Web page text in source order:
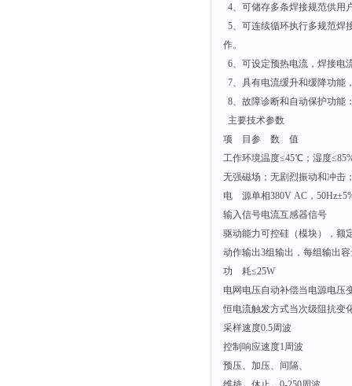
4、可储存多条焊接规范供用
5、可连续循环执行多规范焊
作。
6、可设定预热电流，焊接电
7、具有电流缓升和缓降功能
8、故障诊断和自动保护功能
主要技术参数
项 目参 数 值
工作环境温度≤45℃；湿度
无强磁场；无剧烈振动和冲击
电 源单相380V AC，
输入信号电流互感器信号
驱动能力可控硅（模块），额
动作输出3组输出，每组输出
功 耗≤25W
电网电压自动补偿当电源电压
恒电流触发方式当次级阻抗变
采样速度0.5周波
控制响应速度1周波
预压、加压、间隔、